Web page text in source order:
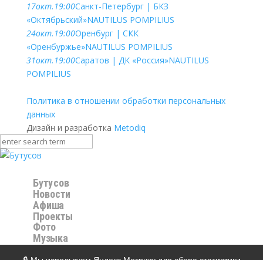
17окт. 19:00Санкт-Петербург | БКЗ
«Октябрьский»NAUTILUS POMPILIUS
24окт. 19:00Оренбург | СКК
«Оренбуржье»NAUTILUS POMPILIUS
31окт. 19:00Саратов | ДК «Россия»NAUTILUS
POMPILIUS
Политика в отношении обработки персональных
данных
Дизайн и разработка Metodiq
Бутусов
Новости
Афиша
Проекты
Фото
Музыка